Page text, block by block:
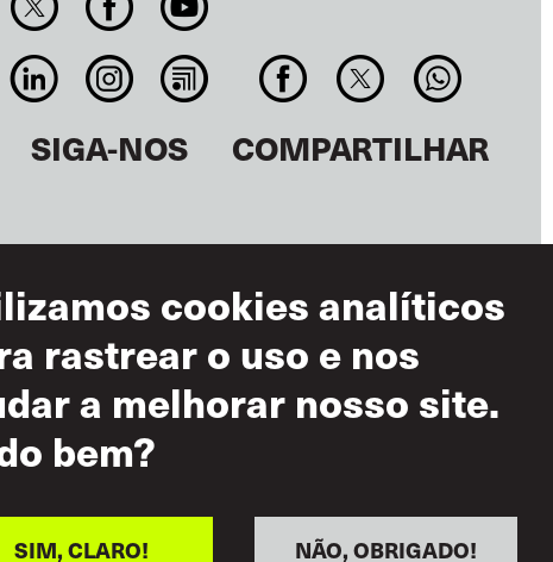
SIGA-NOS COMPARTILHAR
de Uso
Aceitável
cookies analíticos
rastrear o uso e nos
a melhorar nosso site.
bem?
NÃO, OBRIGADO!
SIM, CLARO!